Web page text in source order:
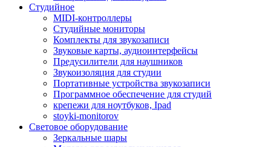
Студийное
MIDI-контроллеры
Студийные мониторы
Комплекты для звукозаписи
Звуковые карты, аудиоинтерфейсы
Предусилители для наушников
Звукоизоляция для студии
Портативные устройства звукозаписи
Программное обеспечение для студий
крепежи для ноутбуков, Ipad
stoyki-monitorov
Световое оборудование
Зеркальные шары